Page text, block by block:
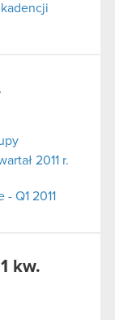
2011 r.
Q1 2011
kw.